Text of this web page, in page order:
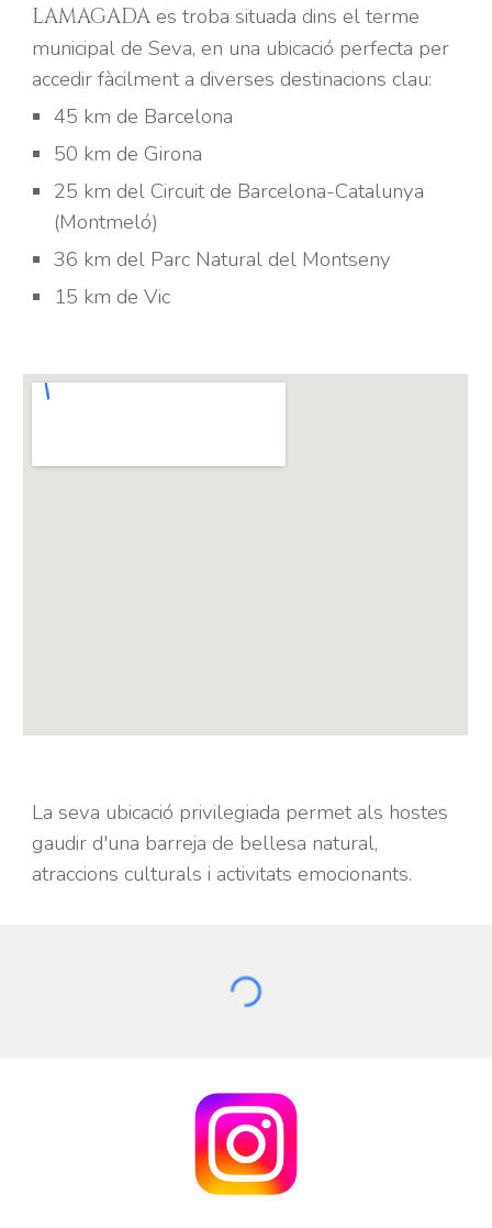
LAMAGADA es troba situada dins el terme
municipal de Seva, en una ubicació perfecta per
accedir fàcilment a diverses destinacions clau:
45 km de Barcelona
50 km de Girona
25 km del Circuit de Barcelona-Catalunya
(Montmeló)
36 km del Parc Natural del Montseny
15 km de Vic
La seva ubicació privilegiada permet als hostes
gaudir d'una barreja de bellesa natural,
atraccions culturals i activitats emocionants.